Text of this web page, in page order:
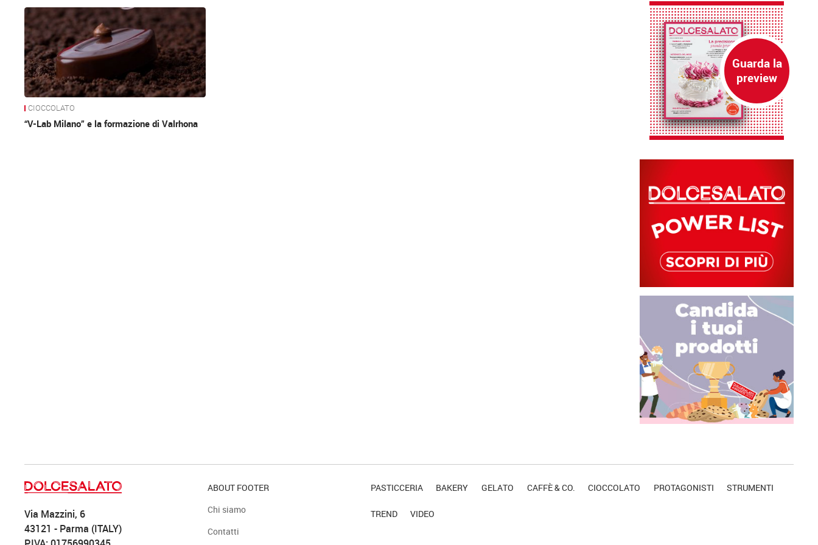
News
CIOCCOLATO
“V-Lab Milano” e la formazione di Valrhona
Via Mazzini, 6
43121 - Parma (ITALY)
ABOUT FOOTER
Chi siamo
Contatti
PASTICCERIA BAKERY GELATO CAFFÈ & CO. CIOCCOLATO PROTAGONISTI STRUMENTI
TREND VIDEO